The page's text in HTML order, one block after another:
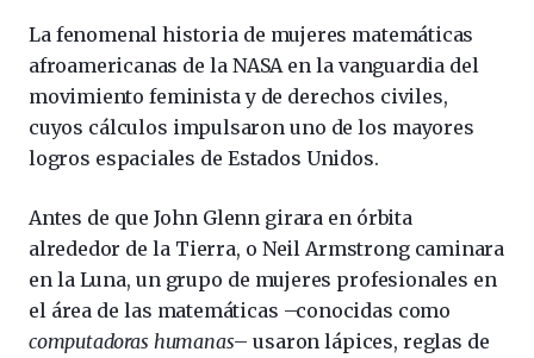
La fenomenal historia de mujeres matemáticas
afroamericanas de la NASA en la vanguardia del
movimiento feminista y de derechos civiles,
cuyos cálculos impulsaron uno de los mayores
logros espaciales de Estados Unidos.
Antes de que John Glenn girara en órbita
alrededor de la Tierra, o Neil Armstrong caminara
en la Luna, un grupo de mujeres profesionales en
el área de las matemáticas –conocidas como
computadoras humanas– usaron lápices, reglas de